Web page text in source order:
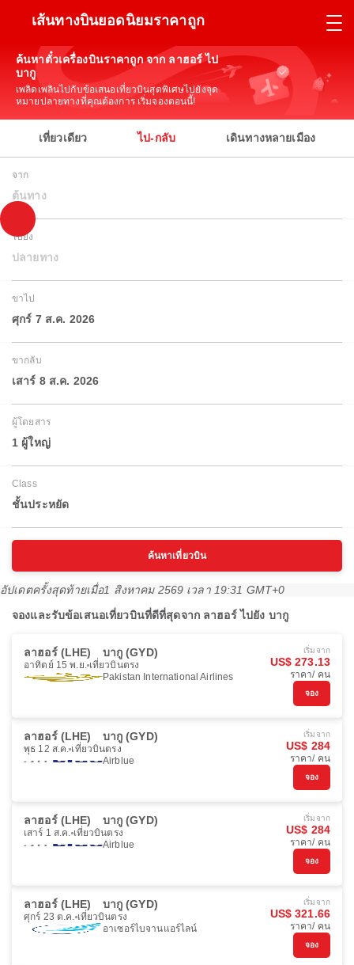
เส้นทางบินยอดนิยมราคาถูก
ค้นหาตั๋วเครื่องบินราคาถูก จาก ลาฮอร์ ไป
บากู
เพลิดเพลินไปกับข้อเสนอเที่ยวบินสุดพิเศษไปยังจุด
หมายปลายทางที่คุณต้องการ เริ่มจองตอนนี้!
เที่ยวเดียว ไป-กลับ เดินทางหลายเมือง
จาก
ต้นทาง
ไปยัง
ปลายทาง
ขาไป
ศุกร์ 7 ส.ค. 2026
ขากลับ
เสาร์ 8 ส.ค. 2026
ผู้โดยสาร
1 ผู้ใหญ่
Class
ชั้นประหยัด
ค้นหาเที่ยวบิน
อัปเดตครั้งสุดท้ายเมื่อ1 สิงหาคม 2569 เวลา 19:31 GMT+0
จองและรับข้อเสนอเที่ยวบินที่ดีที่สุดจาก ลาฮอร์ ไปยัง บากู
ลาฮอร์ (LHE) บากู (GYD)
อาทิตย์ 15 พ.ย. เที่ยวบินตรง
Pakistan International Airlines
เริ่มจาก
US$ 273.13
ราคา/ คน
จอง
ลาฮอร์ (LHE) บากู (GYD)
พุธ 12 ส.ค. เที่ยวบินตรง
Airblue
เริ่มจาก
US$ 284
ราคา/ คน
จอง
ลาฮอร์ (LHE) บากู (GYD)
เสาร์ 1 ส.ค. เที่ยวบินตรง
Airblue
เริ่มจาก
US$ 284
ราคา/ คน
จอง
ลาฮอร์ (LHE) บากู (GYD)
ศุกร์ 23 ต.ค. เที่ยวบินตรง
อาเซอร์ไบจานแอร์ไลน์
เริ่มจาก
US$ 321.66
ราคา/ คน
จอง